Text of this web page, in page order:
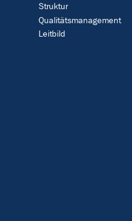
Struktur
Qualitätsmanagement
Leitbild